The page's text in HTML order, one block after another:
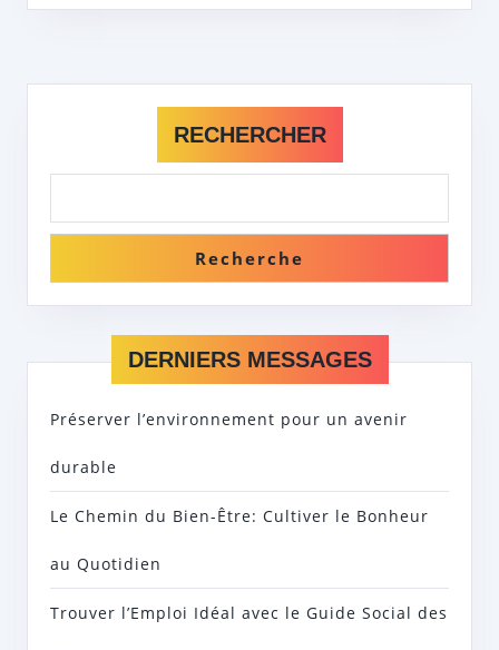
RECHERCHER
Recherche
DERNIERS MESSAGES
Préserver l’environnement pour un avenir
durable
Le Chemin du Bien-Être: Cultiver le Bonheur
au Quotidien
Trouver l’Emploi Idéal avec le Guide Social des